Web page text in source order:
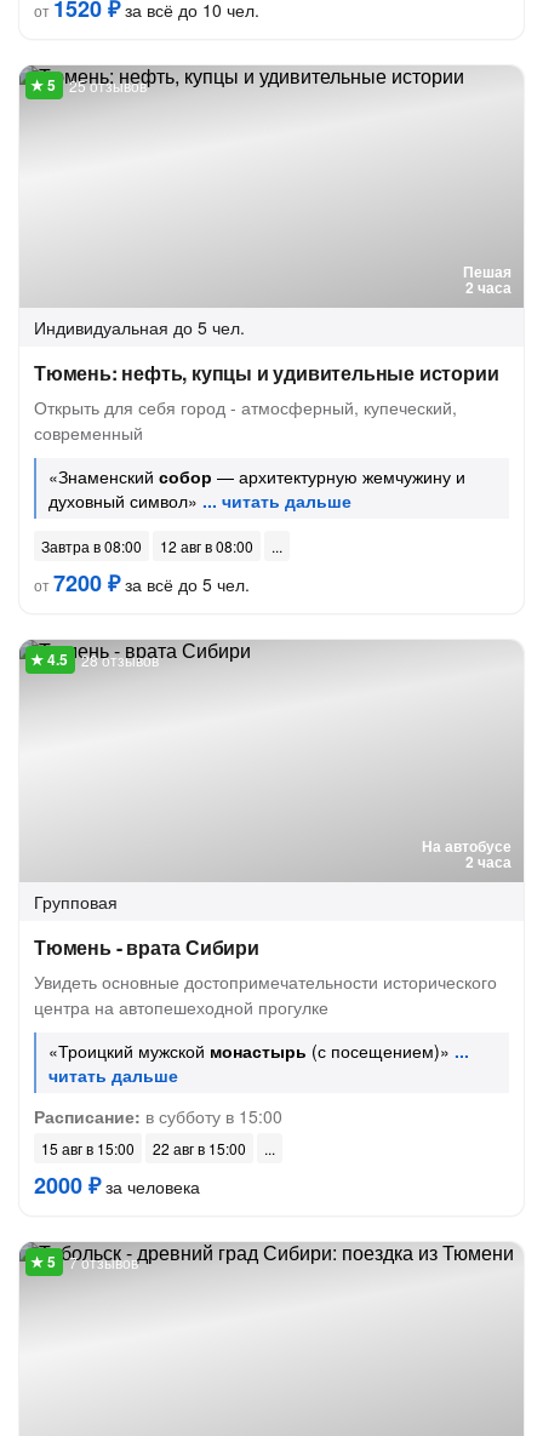
от 1520 ₽за всё до 10 чел.
Пешая
2 часа
25 отзывов
Индивидуальная до 5 чел.
Тюмень: нефть, купцы и удивительные истории
Открыть для себя город - атмосферный, купеческий,
современный
«Знаменский собор — архитектурную жемчужину и
духовный символ»
Завтра в 08:00
12 авг в 08:00
от7200 ₽за всё до 5 чел.
На автобусе
2 часа
28 отзывов
Групповая
Тюмень - врата Сибири
Увидеть основные достопримечательности исторического
центра на автопешеходной прогулке
«Троицкий мужской монастырь (с посещением)»
Расписание: в субботу в 15:00
15 авг в 15:00 22 авг в 15:00
2000 ₽за человека
7 отзывов